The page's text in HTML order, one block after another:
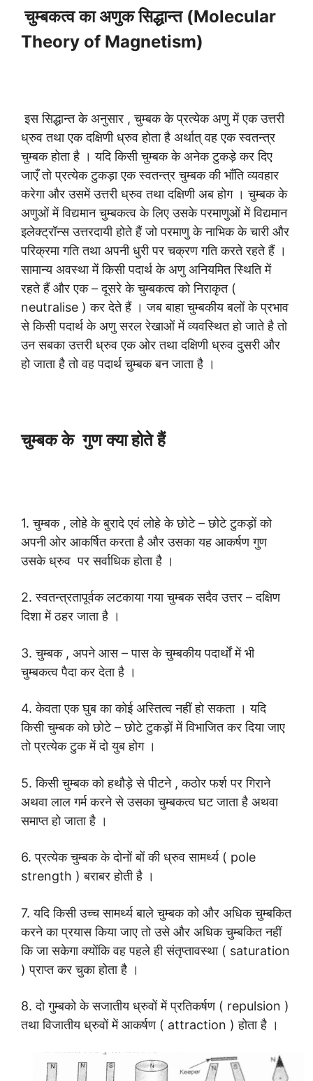
चुम्बकत्व का अणुक सिद्धान्त (Molecular
Theory of Magnetism)
इस सिद्धान्त के अनुसार , चुम्बक के प्रत्येक अणु में एक उत्तरी
ध्रुव तथा एक दक्षिणी ध्रुव होता है अर्थात् वह एक स्वतन्त्र
चुम्बक होता है । यदि किसी चुम्बक के अनेक टुकड़े कर दिए
जाएँ तो प्रत्येक टुकड़ा एक स्वतन्त्र चुम्बक की भाँति व्यवहार
करेगा और उसमें उत्तरी ध्रुव तथा दक्षिणी अब होग । चुम्बक के
अणुओं में विद्यमान चुम्बकत्व के लिए उसके परमाणुओं में विद्यमान
इलेक्ट्रॉन्स उत्तरदायी होते हैं जो परमाणु के नाभिक के चारी और
परिक्रमा गति तथा अपनी धुरी पर चक्रण गति करते रहते हैं ।
सामान्य अवस्था में किसी पदार्थ के अणु अनियमित स्थिति में
रहते हैं और एक – दूसरे के चुम्बकत्व को निराकृत (
neutralise ) कर देते हैं । जब बाहा चुम्बकीय बलों के प्रभाव
से किसी पदार्थ के अणु सरल रेखाओं में व्यवस्थित हो जाते है तो
उन सबका उत्तरी ध्रुव एक ओर तथा दक्षिणी ध्रुव दुसरी और
हो जाता है तो वह पदार्थ चुम्बक बन जाता है ।
चुम्बक के गुण क्या होते हैं
1. चुम्बक , लोहे के बुरादे एवं लोहे के छोटे – छोटे टुकड़ों को
अपनी ओर आकर्षित करता है और उसका यह आकर्षण गुण
उसके ध्रुव पर सर्वाधिक होता है ।
2. स्वतन्त्रतापूर्वक लटकाया गया चुम्बक सदैव उत्तर – दक्षिण
दिशा में ठहर जाता है ।
3. चुम्बक , अपने आस – पास के चुम्बकीय पदार्थों में भी
चुम्बकत्व पैदा कर देता है ।
4. केवता एक घुब का कोई अस्तित्व नहीं हो सकता । यदि
किसी चुम्बक को छोटे – छोटे टुकड़ों में विभाजित कर दिया जाए
तो प्रत्येक टुक में दो युब होग ।
5. किसी चुम्बक को हथौड़े से पीटने , कठोर फर्श पर गिराने
अथवा लाल गर्म करने से उसका चुम्बकत्व घट जाता है अथवा
समाप्त हो जाता है ।
6. प्रत्येक चुम्बक के दोनों बों की ध्रुव सामर्थ्य ( pole
strength ) बराबर होती है ।
7. यदि किसी उच्च सामर्थ्य बाले चुम्बक को और अधिक चुम्बकित
करने का प्रयास किया जाए तो उसे और अधिक चुम्बकित नहीं
कि जा सकेगा क्योंकि वह पहले ही संतृप्तावस्था ( saturation
) प्राप्त कर चुका होता है ।
8. दो गुम्बको के सजातीय ध्रुवों में प्रतिकर्षण ( repulsion )
तथा विजातीय ध्रुवों में आकर्षण ( attraction ) होता है ।